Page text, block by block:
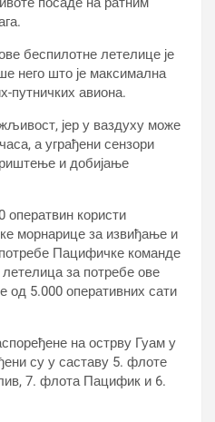
беспилотне летелице је
него што је максимална
путничких авиона.
јер у ваздуху може
а уграђени сензори
и добијање
оператвин користи
морнарице за извиђање и
Пацифичке команде
за потребе ове
од 5.000 оперативних сати
на острву Гуам у
су у саставу 5. флоте
7. флота Пацифик и 6.